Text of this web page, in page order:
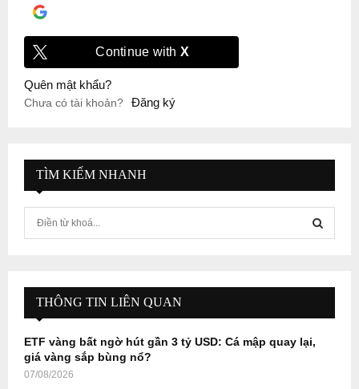
Continue with X
Quên mật khẩu?
Chưa có tài khoản? Đăng ký
TÌM KIẾM NHANH
f
r
:
E
A
R
THÔNG TIN LIÊN QUAN
ETF vàng bất ngờ hút gần 3 tỷ USD: Cá mập quay lại,
giá vàng sắp bùng nổ?
07/08/2026